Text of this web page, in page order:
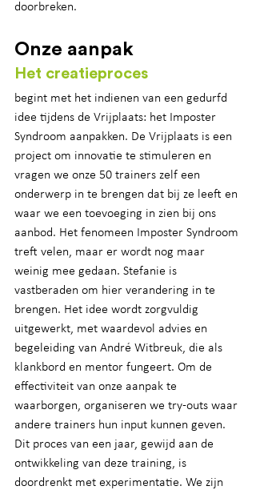
doorbreken.
Onze aanpak
Het creatieproces
begint met het indienen van een gedurfd
idee tijdens de Vrijplaats: het Imposter
Syndroom aanpakken. De Vrijplaats is een
project om innovatie te stimuleren en
vragen we onze 50 trainers zelf een
onderwerp in te brengen dat bij ze leeft en
waar we een toevoeging in zien bij ons
aanbod. Het fenomeen Imposter Syndroom
treft velen, maar er wordt nog maar
weinig mee gedaan. Stefanie is
vastberaden om hier verandering in te
brengen. Het idee wordt zorgvuldig
uitgewerkt, met waardevol advies en
begeleiding van André Witbreuk, die als
klankbord en mentor fungeert. Om de
effectiviteit van onze aanpak te
waarborgen, organiseren we try-outs waar
andere trainers hun input kunnen geven.
Dit proces van een jaar, gewijd aan de
ontwikkeling van deze training, is
doordrenkt met experimentatie. We zijn